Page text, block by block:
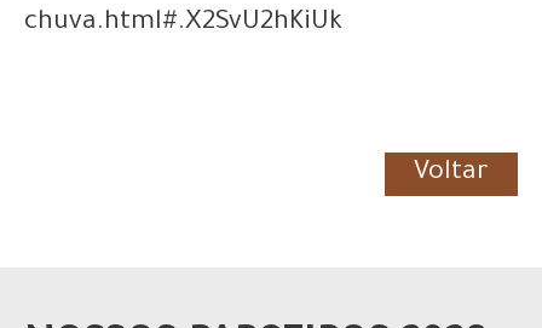
chuva.html#.X2SvU2hKiUk
Voltar